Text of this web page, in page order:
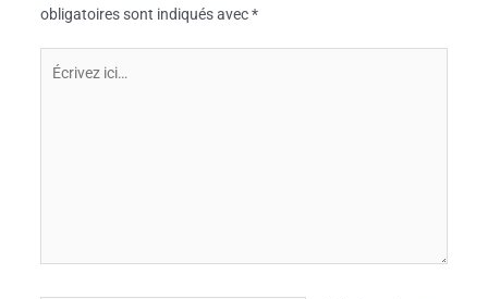
obligatoires sont indiqués avec*
ici…